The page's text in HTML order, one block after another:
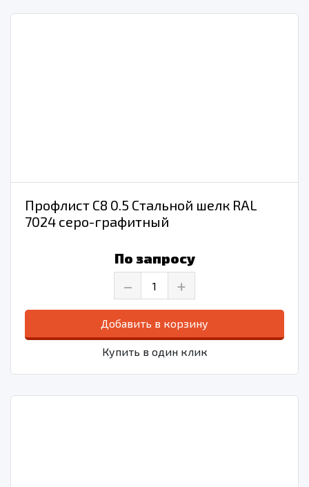
Профлист С8 0.5 Стальной шелк RAL
7024 серо-графитный
По запросу
– +
Добавить в корзину
Купить в один клик